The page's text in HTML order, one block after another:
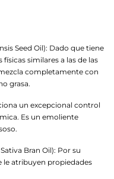
Seed Oil): Dado que tiene
similares a las de las
completamente con
grasa.
un excepcional control
Es un emoliente
Bran Oil): Por su
le atribuyen propiedades